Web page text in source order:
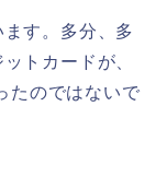
す。多分、多
トカードが、
たのではないで